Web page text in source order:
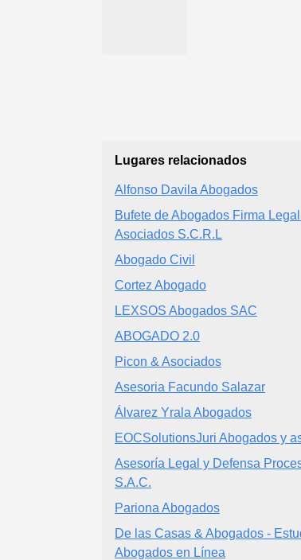
Lugares relacionados
Alfonso Davila Abogados
Bufete de Abogados Firma
Asociados S.C.R.L
Abogado Civil
Cortez Abogado
LEXSOS Abogados SAC
ABOGADO 2.0
Picon & Asociados
Asesoria Facundo Salazar
Álvarez Yrala Abogados
EOCSolutionsJuri Abogados y
Asesoría Legal y Defensa
S.A.C.
Pariona Abogados
De las Casas & Abogados -
Abogados en Línea